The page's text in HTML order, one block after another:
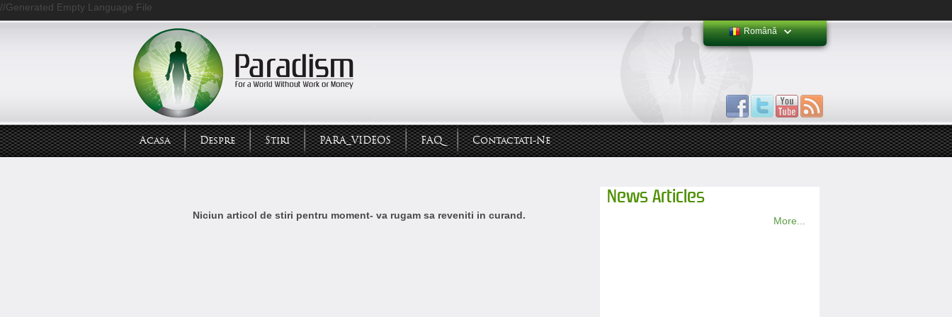
//Generated Empty Language File
Română
Acasa Despre Stiri PARA_VIDEOS FAQ Contactati-Ne
Niciun articol de stiri pentru moment- va rugam sa reveniti in curand.
News Articles
More...